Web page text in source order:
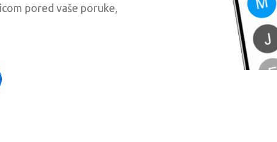
pored vaše poruke,